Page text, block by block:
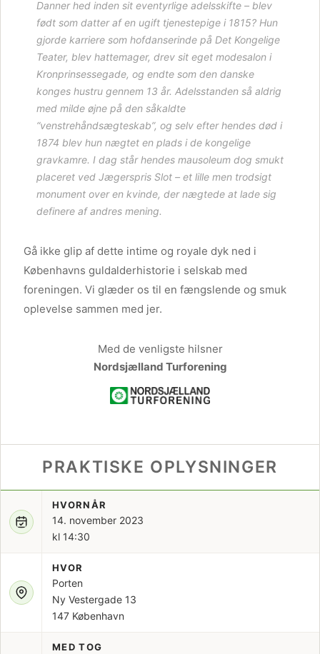
Danner hed inden sit eventyrlige adelsskifte – blev
født som datter af en ugift tjenestepige i 1815? Hun
gjorde karriere som hofdanserinde på Det Kongelige
Teater, blev hattemager, drev sit eget modesalon i
Kronprinsessegade, og endte som den danske
konges hustru gennem 13 år. Adelsstanden så aldrig
med milde øjne på den såkaldte
“venstrehåndsægteskab”, og selv efter hendes død i
1874 blev hun nægtet en plads i de kongelige
gravkamre. I dag står hendes mausoleum dog smukt
placeret ved Jægerspris Slot – et lille men trodsigt
monument over en kvinde, der nægtede at lade sig
definere af andres mening.
Gå ikke glip af dette intime og royale dyk ned i
Københavns guldalderhistorie i selskab med
foreningen. Vi glæder os til en fængslende og smuk
oplevelse sammen med jer.
Med de venligste hilsner
Nordsjælland Turforening
PRAKTISKE OPLYSNINGER
HVORNÅR
14. november 2023
kl 14:30
HVOR
Porten
Ny Vestergade 13
147 København
MED TOG